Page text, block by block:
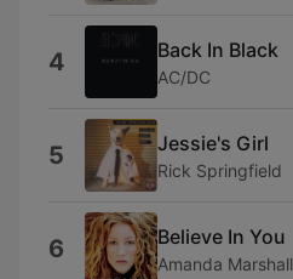
4 Back In Black
AC/DC
5 Jessie's Girl
Rick Springfield
6 Believe In You
Amanda Marshall